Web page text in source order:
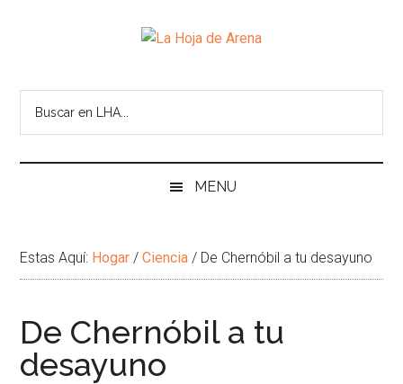
Lateral
paginaHoja
de
de
temas
MENU
Estas Aquí: Hogar / Ciencia / De Chernóbil a tu desayuno
De Chernóbil a tu
desayuno